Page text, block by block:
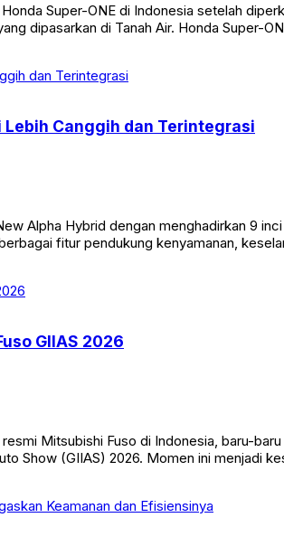
Super-ONE di Indonesia setelah
dipasarkan di Tanah Air. Honda Super-
Lebih Canggih dan Terintegrasi
Alpha Hybrid dengan menghadirkan 9
fitur pendukung kenyamanan,
GIIAS 2026
Mitsubishi Fuso di Indonesia, baru-
Show (GIIAS) 2026. Momen ini menjadi